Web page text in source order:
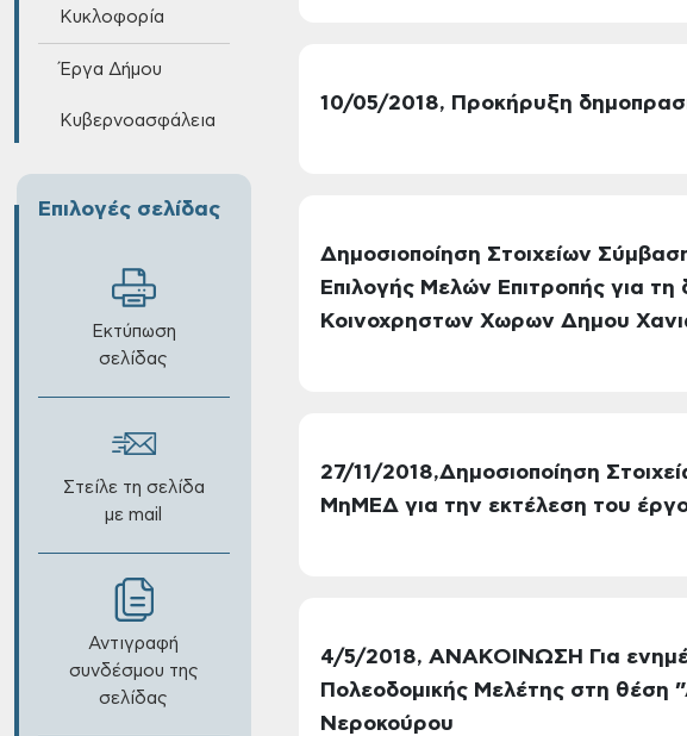
Κυκλοφορία
Έργα Δήμου
Κυβερνοασφάλεια
Επιλογές σελίδας
Εκτύπωση
σελίδας
Στείλε τη σελίδα
με mail
Αντιγραφή
συνδέσμου της
σελίδας
10/05/2018, Προκήρυξη
Δημοσιοποίηση Στοιχείων
Επιλογής Μελών Επιτροπής για
Κοινοχρηστων Χωρων Δημου
27/11/2018,Δημοσιοποίηση
ΜηΜΕΔ για την εκτέλεση του
4/5/2018, ΑΝΑΚΟΙΝΩΣΗ Για
Πολεοδομικής Μελέτης στη θέση
Νεροκούρου